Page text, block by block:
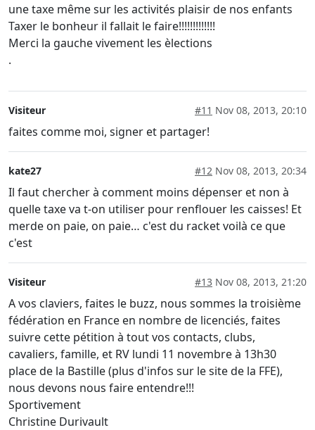
une taxe même sur les activités plaisir de nos enfants
Taxer le bonheur il fallait le faire!!!!!!!!!!!!!
Merci la gauche vivement les èlections
.
Visiteur #11 Nov 08, 2013, 20:10
faites comme moi, signer et partager!
kate27 #12 Nov 08, 2013, 20:34
Il faut chercher à comment moins dépenser et non à
quelle taxe va t-on utiliser pour renflouer les caisses! Et
merde on paie, on paie… c'est du racket voilà ce que
c'est
Visiteur #13 Nov 08, 2013, 21:20
A vos claviers, faites le buzz, nous sommes la troisième
fédération en France en nombre de licenciés, faites
suivre cette pétition à tout vos contacts, clubs,
cavaliers, famille, et RV lundi 11 novembre à 13h30
place de la Bastille (plus d'infos sur le site de la FFE),
nous devons nous faire entendre!!!
Sportivement
Christine Durivault